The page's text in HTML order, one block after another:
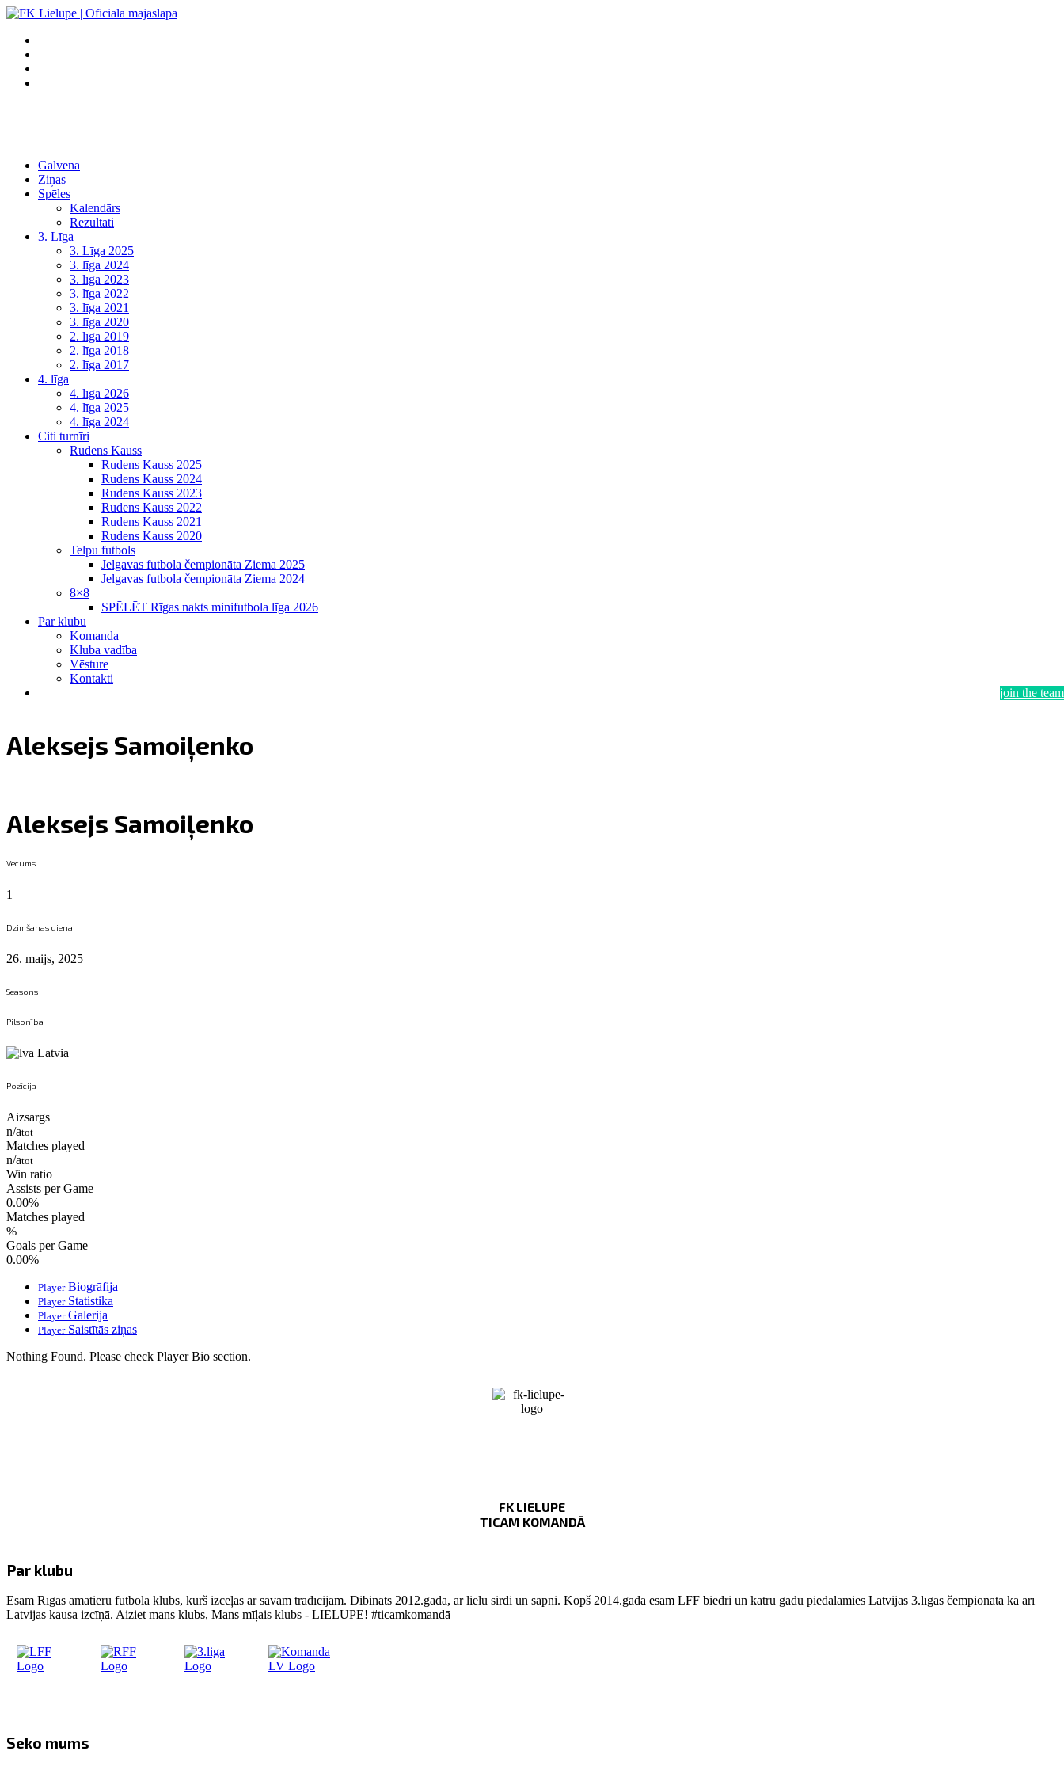
Galvenā
Ziņas
Spēles
Kalendārs
Rezultāti
3. Līga
3. Līga 2025
3. līga 2024
3. līga 2023
3. līga 2022
3. līga 2021
3. līga 2020
2. līga 2019
2. līga 2018
2. līga 2017
4. līga
4. līga 2026
4. līga 2025
4. līga 2024
Citi turnīri
Rudens Kauss
Rudens Kauss 2025
Rudens Kauss 2024
Rudens Kauss 2023
Rudens Kauss 2022
Rudens Kauss 2021
Rudens Kauss 2020
Telpu futbols
Jelgavas futbola čempionāta Ziema 2025
Jelgavas futbola čempionāta Ziema 2024
8×8
SPĒLĒT Rīgas nakts minifutbola līga 2026
Par klubu
Komanda
Kluba vadība
Vēsture
Kontakti
join the team
Aleksejs Samoiļenko
Aleksejs Samoiļenko
Vecums
1
Dzimšanas diena
26. maijs, 2025
Seasons
Pilsonība
Latvia
Pozīcija
Aizsargs
n/atot
Matches played
n/atot
Win ratio
Assists per Game
0.00%
Matches played
%
Goals per Game
0.00%
PlayerBiogrāfija
PlayerStatistika
PlayerGalerija
PlayerSaistītās ziņas
Nothing Found. Please check Player Bio section.
FK LIELUPE
TICAM KOMANDĀ
Par klubu
Esam Rīgas amatieru futbola klubs, kurš izceļas ar savām tradīcijām. Dibināts 2012.gadā, ar lielu sirdi un sapni. Kopš 2014.gada esam LFF biedri un katru gadu piedalāmies Latvijas 3.līgas čempionātā kā arī
Latvijas kausa izcīņā. Aiziet mans klubs, Mans mīļais klubs - LIELUPE! #ticamkomandā
Seko mums